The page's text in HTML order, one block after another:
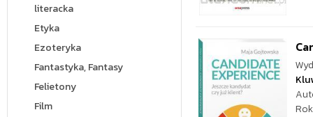
literacka
Etyka
Ezoteryka
Fantastyka, Fantasy
Felietony
Film